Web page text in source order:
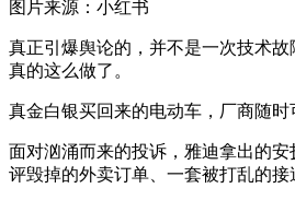
图片来源：小红书
真正引爆舆论的，并不是一次技术
真的这么做了。
真金白银买回来的电动车，厂商随
面对汹涌而来的投诉，雅迪拿出的
评毁掉的外卖订单、一套被打乱的